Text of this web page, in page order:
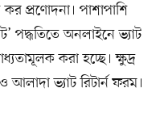
কর প্রণোদনা। পাশাপাশি
পদ্ধতিতে অনলাইনে ভ্যাট
করা হচ্ছে। ক্ষুদ্র
ভ্যাট রিটার্ন ফরম।